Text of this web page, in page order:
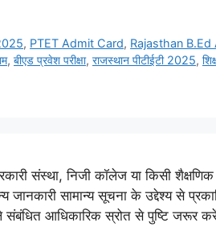
, PTET Admit Card, Rajasthan
, बीएड प्रवेश परीक्षा, राजस्थान पीटीईटी 2025,
संस्था, निजी कॉलेज या किसी
जानकारी सामान्य सूचना के उद्देश्य से
संबंधित आधिकारिक स्रोत से पुष्टि जरूर